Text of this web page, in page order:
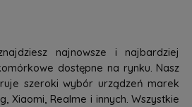
najnowsze i najbardziej
dostępne na rynku. Nasz
szeroki wybór urządzeń marek
Xiaomi, Realme i innych. Wszystkie